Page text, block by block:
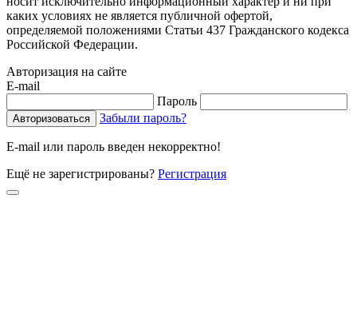
каких условиях не является публичной офертой,
определяемой положениями Статьи 437 Гражданского кодекса
Российской Федерации.
Авторизация на сайте
E-mail
Пароль
Забыли пароль?
E-mail или пароль введен некорректно!
Ещё не зарегистрированы? Регистрация